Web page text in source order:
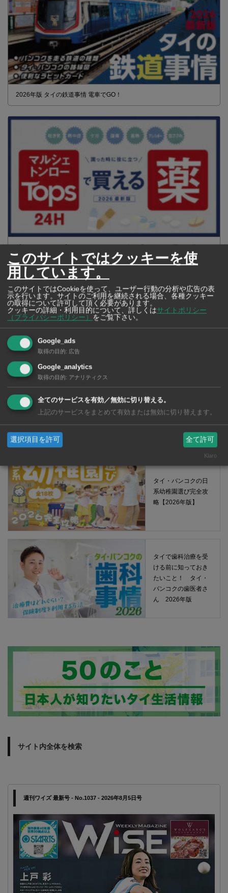
2026年版 タイの鉄道事情 電車でGO！
2026年版
ク】 コンビニ（セ
育園選び完全攻略
【2026年版】
タイ・バンコクの日
系幼稚園選び完全攻
略【2026年版】
タイで歯科治療を受
ける前に知っておき
たいこと！ タイ・
バンコクの歯医者さ
ん 2026年版
サイト内全体を検索
週刊ワイズ 最新号 - No.1037 - 2026年8月5日号
このサイトではクッキーを使
用しています。
このサイトではCookieを使って、ユーザー行動の分析や広告の表
示を行います。サイトのご利用を継続される場合、各種クッキー
の取得について許可して頂く必要があります。
クッキーの詳細・利用目的について、詳しくはサイトポリシー
（プライバシーポリシー）
をご覧下さい。
Google_ads
取得の目的: 広告
Google_analytics
取得の目的: アナリティクス
全てのサービスを有効／無効に切り替える。
上記のサービスをまとめて有効または無効に切り替えます。
選択項目を許可 全て許可
Klaro